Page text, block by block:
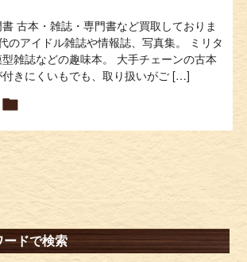
古本・雑誌・専門書など買取しておりま
のアイドル雑誌や情報誌、写真集。 ミリタ
雑誌などの趣味本。 大手チェーンの古本
きにくいもでも、取り扱いがご […]
ドで検索